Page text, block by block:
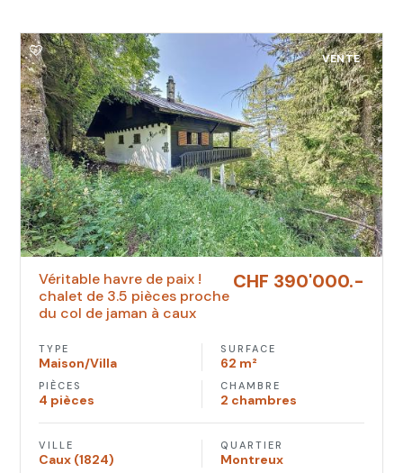
VENTE
véritable havre de paix !
chalet de 3.5 pièces proche
du col de jaman à caux
CHF 390'000.-
TYPE
Maison/Villa
SURFACE
62 m²
PIÈCES
4 pièces
CHAMBRE
2 chambres
VILLE
Caux (1824)
QUARTIER
Montreux